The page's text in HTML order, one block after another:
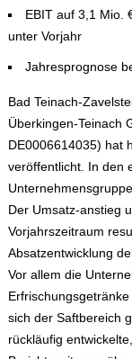
EBIT auf 3,1 Mio.
unter Vorjahr
Jahresprognose
Bad Teinach-
Überkingen-Teinach
DE0006614035) hat
veröffentlicht. In den
Der Umsatz-anstieg
Vorjahrszeitraum
Absatzentwicklung
Vor allem die
sich der Saftbereich
rückläufig